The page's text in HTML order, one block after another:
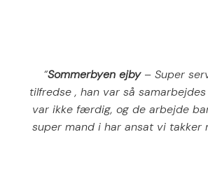
“Sommerbyen ejby– Super
tilfredse , han var så
var ikke færdig, og de arbejde
super mand i har ansat vi takker